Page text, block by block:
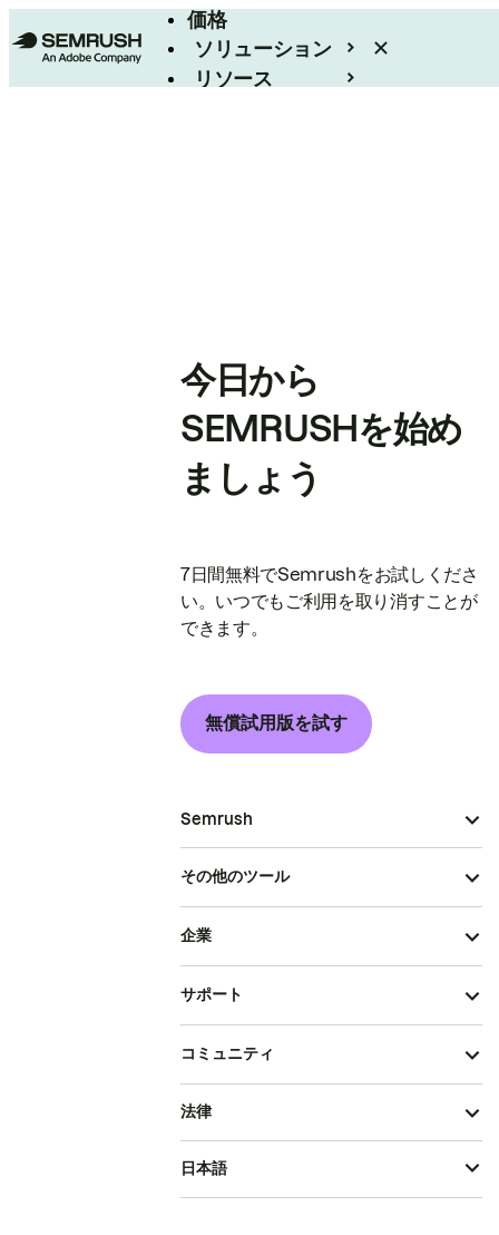
価格
ソリューション
リソース
今日から
SEMRUSHを始め
ましょう
7日間無料でSemrushをお試しくださ
い。いつでもご利用を取り消すことが
できます。
無償試用版を試す
Semrush
その他のツール
企業
サポート
コミュニティ
法律
日本語